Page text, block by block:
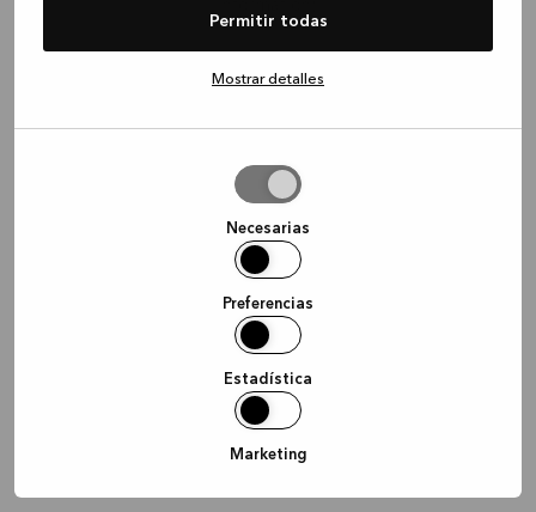
Permitir todas
Mostrar detalles
Necesarias
Preferencias
Estadística
Marketing